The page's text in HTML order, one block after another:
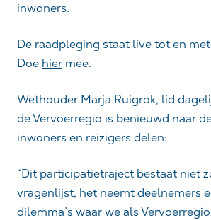
inwoners.
De raadpleging staat live tot en
Doe hier mee.
Wethouder Marja Ruigrok, lid
de Vervoerregio is benieuwd naar
inwoners en reizigers delen:
“Dit participatietraject bestaat niet
vragenlijst, het neemt deelnemers
dilemma’s waar we als